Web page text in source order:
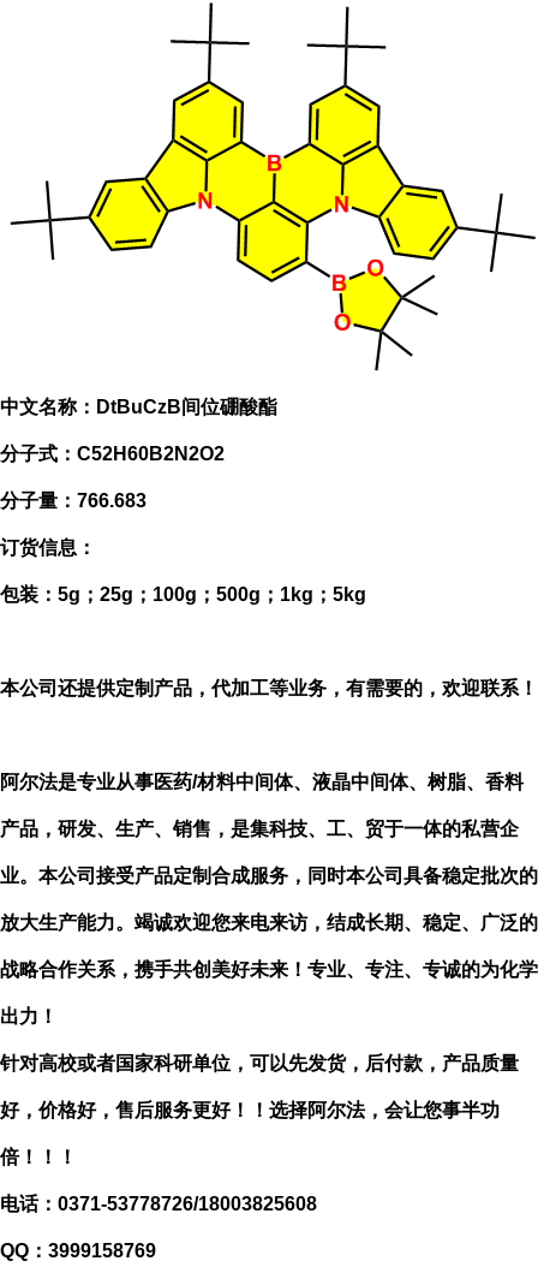
中文名称： DtBuCzB间位硼酸酯
分子式： C52H60B2N2O2
分子量： 766.683
订货信息：
包装： 5g；25g；100g；500g；1kg；5kg
本公司还提供定制产品，代加工等业务，有需要的，欢迎联系！
阿尔法是专业从事医药/材料中间体、液晶中间体、树脂、香料
产品，研发、生产、销售，是集科技、工、贸于一体的私营企
业。本公司接受产品定制合成服务，同时本公司具备稳定批次的
放大生产能力。竭诚欢迎您来电来访，结成长期、稳定、广泛的
战略合作关系，携手共创美好未来！专业、专注、专诚的为化学
出力！
针对高校或者国家科研单位，可以先发货，后付款，产品质量
好，价格好，售后服务更好！！选择阿尔法，会让您事半功
倍！！！
电话： 0371-53778726/18003825608
QQ：3999158769